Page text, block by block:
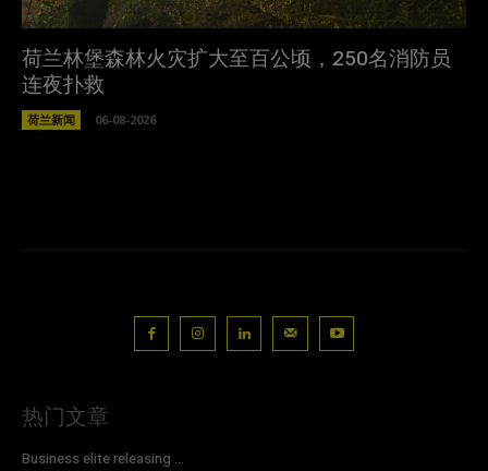
荷兰林堡森林火灾扩大至百公顷，250名消防员
连夜扑救
荷兰新闻 06-08-2026
热门文章
Business elite releasing ...